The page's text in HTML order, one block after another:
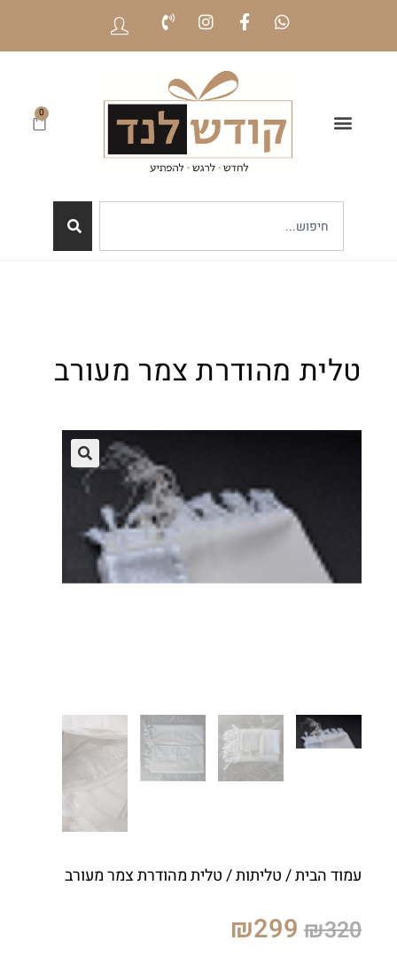
0
טלית מהודרת צמר מעורב
עמוד הבית/טליתות/ טלית מהודרת צמר מעורב
₪320
₪299